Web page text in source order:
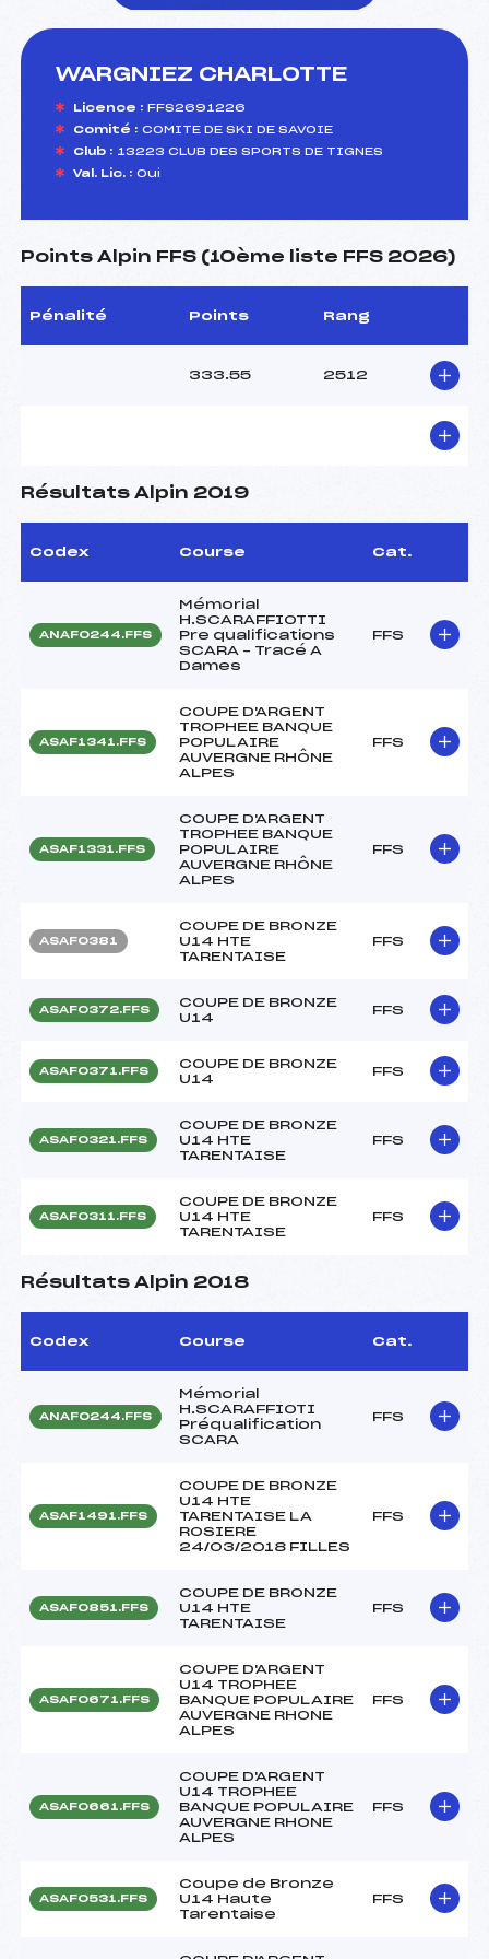
WARGNIEZ CHARLOTTE
Licence : FFS2691226
Comité : COMITE DE SKI DE SAVOIE
Club : 13223 CLUB DES SPORTS DE TIGNES
Val. Lic. : Oui
Points Alpin FFS (10ème liste FFS 2026)
Pénalité Points Rang
333.55 2512
Résultats Alpin 2019
Codex Course Cat.
ANAF0244.FFS
Mémorial
H.SCARAFFIOTTI
Pre qualifications
SCARA – Tracé A
Dames
FFS
ASAF1341.FFS
COUPE D'ARGENT
TROPHEE BANQUE
POPULAIRE
AUVERGNE RHÔNE
ALPES
FFS
ASAF1331.FFS
COUPE D'ARGENT
TROPHEE BANQUE
POPULAIRE
AUVERGNE RHÔNE
ALPES
FFS
ASAF0381
COUPE DE BRONZE
U14 HTE
TARENTAISE
FFS
ASAF0372.FFS
COUPE DE BRONZE
U14
FFS
ASAF0371.FFS
COUPE DE BRONZE
U14
FFS
ASAF0321.FFS
COUPE DE BRONZE
U14 HTE
TARENTAISE
FFS
ASAF0311.FFS
COUPE DE BRONZE
U14 HTE
TARENTAISE
FFS
Résultats Alpin 2018
Codex Course Cat.
ANAF0244.FFS
Mémorial
H.SCARAFFIOTI
Préqualification
SCARA
FFS
ASAF1491.FFS
COUPE DE BRONZE
U14 HTE
TARENTAISE LA
ROSIERE
24/03/2018 FILLES
FFS
ASAF0851.FFS
COUPE DE BRONZE
U14 HTE
TARENTAISE
FFS
ASAF0671.FFS
COUPE D'ARGENT
U14 TROPHEE
BANQUE POPULAIRE
AUVERGNE RHONE
ALPES
FFS
ASAF0661.FFS
COUPE D'ARGENT
U14 TROPHEE
BANQUE POPULAIRE
AUVERGNE RHONE
ALPES
FFS
ASAF0531.FFS
Coupe de Bronze
U14 Haute
Tarentaise
FFS